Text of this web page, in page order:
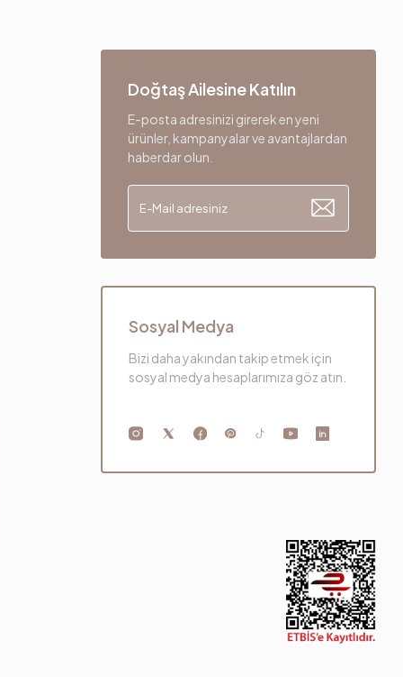
Doğtaş Ailesine Katılın
E-posta adresinizi girerek en yeni
ürünler, kampanyalar ve avantajlardan
haberdar olun.
Sosyal Medya
Bizi daha yakından takip etmek için
sosyal medya hesaplarımıza göz atın.